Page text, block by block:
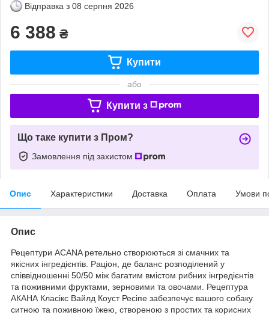
Відправка з 08 серпня 2026
6 388 ₴
Купити
або
Купити з
Що таке купити з Пром?
Замовлення під захистом
Опис Характеристики Доставка Оплата Умови
Опис
Рецептури ACANA ретельно створюються зі смачних та
якісних інгредієнтів. Раціон, де баланс розподілений у
співвідношенні 50/50 між багатим вмістом рибних інгредієнтів
та поживними фруктами, зерновими та овочами. Рецептура
АКАНА Класікс Вайлд Коуст Ресіпе забезпечує вашого собаку
ситною та поживною їжею, створеною з простих та корисних